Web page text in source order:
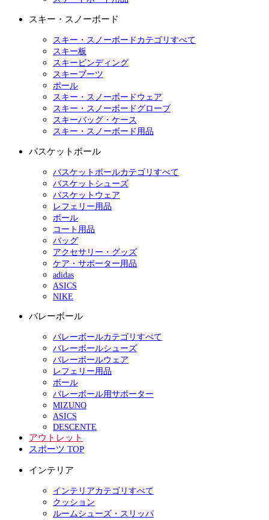
スキー・スノーボード
スキー・スノーボードカテゴリすべて
スキー板
スキービンディング
スキーブーツ
ポール
スキー・スノーボードウェア
スキー・スノーボードグローブ
スキーバッグ・ケース
スキー・スノーボード用品
バスケットボール
バスケットボールカテゴリすべて
バスケットシューズ
バスケットウェア
レフェリー用品
ボール
コート用品
バッグ
アクセサリー・グッズ
ケア・サポーター用品
adidas
ASICS
NIKE
バレーボール
バレーボールカテゴリすべて
バレーボールシューズ
バレーボールウェア
レフェリー用品
ボール
バレーボール用サポーター
MIZUNO
ASICS
DESCENTE
アウトレット
スポーツ TOP
インテリア
インテリアカテゴリすべて
クッション
ルームシューズ・スリッパ